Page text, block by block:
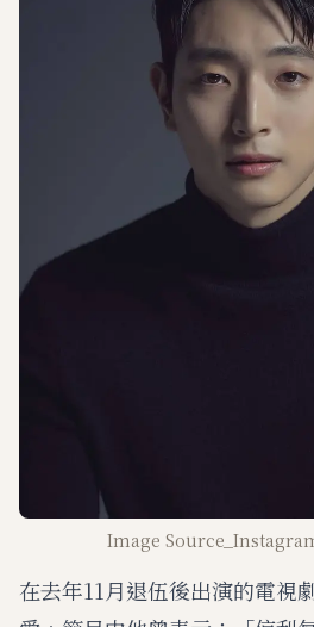
Image
在去年11月退伍後出演的電視